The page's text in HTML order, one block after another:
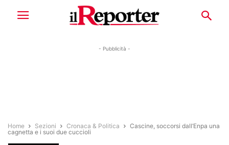
- Pubblicità -
Home Sezioni Cronaca & Politica
Cascine, soccorsi dall’Enpa una
cagnetta e i suoi due cuccioli